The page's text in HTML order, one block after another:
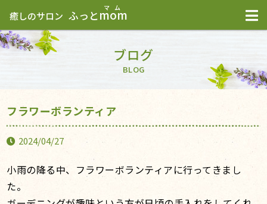
癒しのサロン ふっとmom
ブログ
BLOG
フラワーボランティア
2024/04/27
小雨の降る中、フラワーボランティアに行ってきまし
た。